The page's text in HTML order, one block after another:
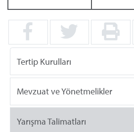
Tertip Kurulları
Mevzuat ve Yönetmelikler
Yarışma Talimatları